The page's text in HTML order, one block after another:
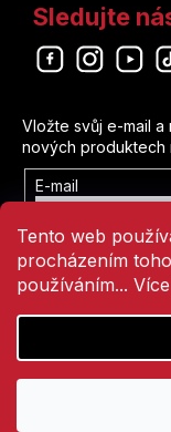
Tento web
procházením
používáním...
Sledujte
Odebírat
Vložte svůj e-mail a
nových produktech
E-mail
Vložením e-mailu
podmínkami
Copyright 2026